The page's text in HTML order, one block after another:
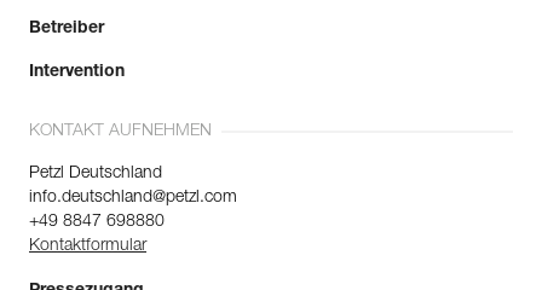
Betreiber
Intervention
KONTAKT AUFNEHMEN
Petzl Deutschland
info.deutschland@petzl.com
+49 8847 698880
Kontaktformular